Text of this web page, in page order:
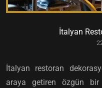
İtalyan
İtalyan restoran
araya getiren özgün bir